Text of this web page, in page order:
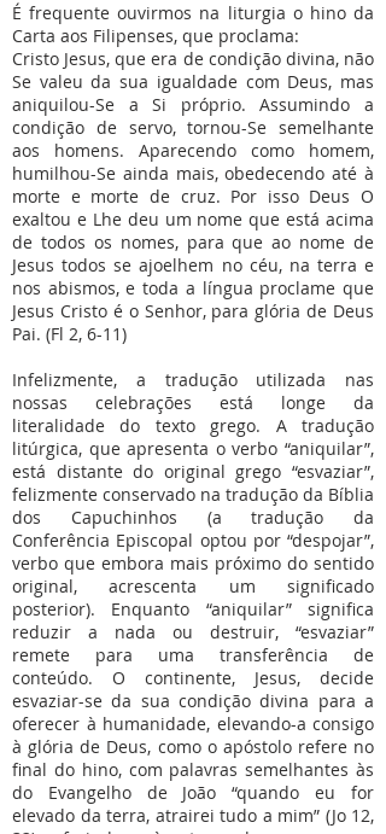
É frequente ouvirmos na liturgia o hino da
Carta aos Filipenses, que proclama:
Cristo Jesus, que era de condição divina, não
Se valeu da sua igualdade com Deus, mas
aniquilou-Se a Si próprio. Assumindo a
condição de servo, tornou-Se semelhante
aos homens. Aparecendo como homem,
humilhou-Se ainda mais, obedecendo até à
morte e morte de cruz. Por isso Deus O
exaltou e Lhe deu um nome que está acima
de todos os nomes, para que ao nome de
Jesus todos se ajoelhem no céu, na terra e
nos abismos, e toda a língua proclame que
Jesus Cristo é o Senhor, para glória de Deus
Pai. (Fl 2, 6-11)
Infelizmente, a tradução utilizada nas
nossas celebrações está longe da
literalidade do texto grego. A tradução
litúrgica, que apresenta o verbo “aniquilar”,
está distante do original grego “esvaziar”,
felizmente conservado na tradução da Bíblia
dos Capuchinhos (a tradução da
Conferência Episcopal optou por “despojar”,
verbo que embora mais próximo do sentido
original, acrescenta um significado
posterior). Enquanto “aniquilar” significa
reduzir a nada ou destruir, “esvaziar”
remete para uma transferência de
conteúdo. O continente, Jesus, decide
esvaziar-se da sua condição divina para a
oferecer à humanidade, elevando-a consigo
à glória de Deus, como o apóstolo refere no
final do hino, com palavras semelhantes às
do Evangelho de João “quando eu for
elevado da terra, atrairei tudo a mim” (Jo 12,